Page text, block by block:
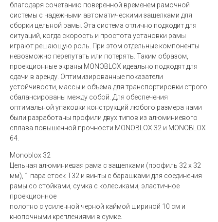
благодаря сочетанию поверенной временем рамочной
системы с надежными автоматическими защелками для
сборки цельной рамы. Эта система отлично подходит для
ситуаций, когда скорость и простота установки рамы
играют решающую роль. При этом отдельные компоненты
невозможно перепутать или потерять. Таким образом,
проекционные экраны MONOBLOX идеально подходят для
сдачи в аренду. Оптимизированные показатели
устойчивости, массы и объема для транспортировки строго
сбалансированы между собой. Для обеспечения
оптимальной упаковки конструкций любого размера нами
были разработаны профили двух типов из алюминиевого
сплава повышенной прочности MONOBLOX 32 и MONOBLOX
64.
Monoblox 32
Цельная алюминиевая рама с защелками (профиль 32 x 32
мм), 1 пара стоек T32 и винты с барашками для соединения
рамы со стойками, сумка с колесиками, эластичное
проекционное
полотно с усиленной черной каймой шириной 10 см и
кнопочными креплениями в сумке.